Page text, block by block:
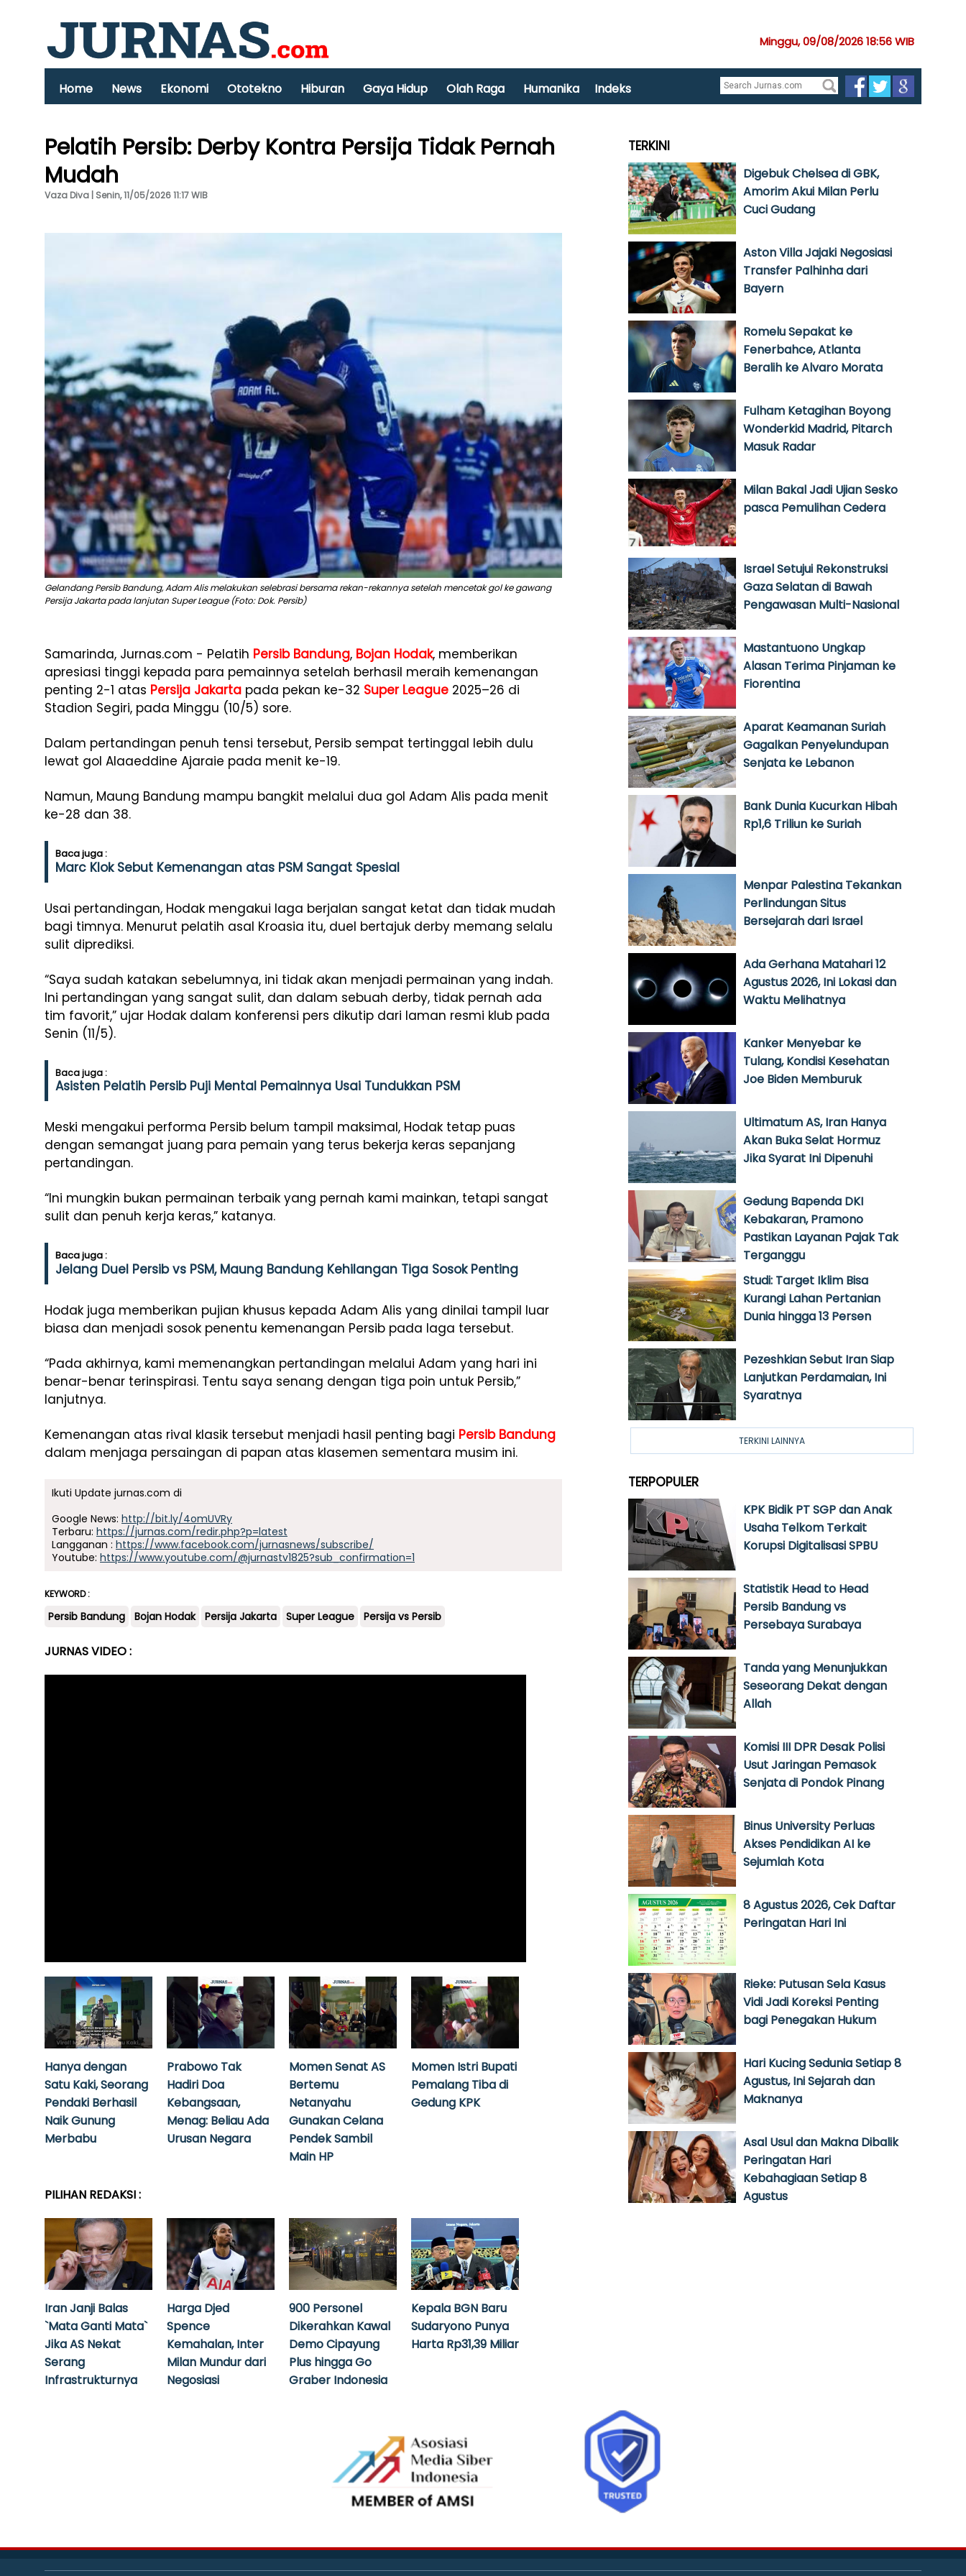
Minggu, 09/08/2026 18:56 WIB
Home News Ekonomi Ototekno Hiburan Gaya Hidup Olah Raga Humanika Indeks
Pelatih Persib: Derby Kontra Persija Tidak Pernah
Mudah
Vaza Diva | Senin, 11/05/2026 11:17 WIB
Gelandang Persib Bandung, Adam Alis melakukan selebrasi bersama rekan-rekannya setelah mencetak gol ke gawang
Persija Jakarta pada lanjutan Super League (Foto: Dok. Persib)
Samarinda, Jurnas.com - Pelatih Persib Bandung, Bojan Hodak, memberikan
apresiasi tinggi kepada para pemainnya setelah berhasil meraih kemenangan
penting 2-1 atas Persija Jakarta pada pekan ke-32 Super League 2025–26 di
Stadion Segiri, pada Minggu (10/5) sore.
Dalam pertandingan penuh tensi tersebut, Persib sempat tertinggal lebih dulu
lewat gol Alaaeddine Ajaraie pada menit ke-19.
Namun, Maung Bandung mampu bangkit melalui dua gol Adam Alis pada menit
ke-28 dan 38.
Baca juga :
Marc Klok Sebut Kemenangan atas PSM Sangat Spesial
Usai pertandingan, Hodak mengakui laga berjalan sangat ketat dan tidak mudah
bagi timnya. Menurut pelatih asal Kroasia itu, duel bertajuk derby memang selalu
sulit diprediksi.
“Saya sudah katakan sebelumnya, ini tidak akan menjadi permainan yang indah.
Ini pertandingan yang sangat sulit, dan dalam sebuah derby, tidak pernah ada
tim favorit,” ujar Hodak dalam konferensi pers dikutip dari laman resmi klub pada
Senin (11/5).
Baca juga :
Asisten Pelatih Persib Puji Mental Pemainnya Usai Tundukkan PSM
Meski mengakui performa Persib belum tampil maksimal, Hodak tetap puas
dengan semangat juang para pemain yang terus bekerja keras sepanjang
pertandingan.
“Ini mungkin bukan permainan terbaik yang pernah kami mainkan, tetapi sangat
sulit dan penuh kerja keras,” katanya.
Baca juga :
Jelang Duel Persib vs PSM, Maung Bandung Kehilangan Tiga Sosok Penting
Hodak juga memberikan pujian khusus kepada Adam Alis yang dinilai tampil luar
biasa dan menjadi sosok penentu kemenangan Persib pada laga tersebut.
“Pada akhirnya, kami memenangkan pertandingan melalui Adam yang hari ini
benar-benar terinspirasi. Tentu saya senang dengan tiga poin untuk Persib,”
lanjutnya.
Kemenangan atas rival klasik tersebut menjadi hasil penting bagi Persib Bandung
dalam menjaga persaingan di papan atas klasemen sementara musim ini.
Ikuti Update jurnas.com di
Google News: http://bit.ly/4omUVRy
Terbaru: https://jurnas.com/redir.php?p=latest
Langganan : https://www.facebook.com/jurnasnews/subscribe/
Youtube: https://www.youtube.com/@jurnastv1825?sub_confirmation=1
KEYWORD :
Persib Bandung Bojan Hodak Persija Jakarta Super League Persija vs Persib
JURNAS VIDEO :
Hanya dengan
Satu Kaki, Seorang
Pendaki Berhasil
Naik Gunung
Merbabu
Prabowo Tak
Hadiri Doa
Kebangsaan,
Menag: Beliau Ada
Urusan Negara
Momen Senat AS
Bertemu
Netanyahu
Gunakan Celana
Pendek Sambil
Main HP
Momen Istri Bupati
Pemalang Tiba di
Gedung KPK
PILIHAN REDAKSI :
Iran Janji Balas
`Mata Ganti Mata`
Jika AS Nekat
Serang
Infrastrukturnya
Harga Djed
Spence
Kemahalan, Inter
Milan Mundur dari
Negosiasi
900 Personel
Dikerahkan Kawal
Demo Cipayung
Plus hingga Go
Graber Indonesia
Kepala BGN Baru
Sudaryono Punya
Harta Rp31,39 Miliar
TERKINI
Digebuk Chelsea di GBK,
Amorim Akui Milan Perlu
Cuci Gudang
Aston Villa Jajaki Negosiasi
Transfer Palhinha dari
Bayern
Romelu Sepakat ke
Fenerbahce, Atlanta
Beralih ke Alvaro Morata
Fulham Ketagihan Boyong
Wonderkid Madrid, Pitarch
Masuk Radar
Milan Bakal Jadi Ujian Sesko
pasca Pemulihan Cedera
Israel Setujui Rekonstruksi
Gaza Selatan di Bawah
Pengawasan Multi-Nasional
Mastantuono Ungkap
Alasan Terima Pinjaman ke
Fiorentina
Aparat Keamanan Suriah
Gagalkan Penyelundupan
Senjata ke Lebanon
Bank Dunia Kucurkan Hibah
Rp1,6 Triliun ke Suriah
Menpar Palestina Tekankan
Perlindungan Situs
Bersejarah dari Israel
Ada Gerhana Matahari 12
Agustus 2026, Ini Lokasi dan
Waktu Melihatnya
Kanker Menyebar ke
Tulang, Kondisi Kesehatan
Joe Biden Memburuk
Ultimatum AS, Iran Hanya
Akan Buka Selat Hormuz
Jika Syarat Ini Dipenuhi
Gedung Bapenda DKI
Kebakaran, Pramono
Pastikan Layanan Pajak Tak
Terganggu
Studi: Target Iklim Bisa
Kurangi Lahan Pertanian
Dunia hingga 13 Persen
Pezeshkian Sebut Iran Siap
Lanjutkan Perdamaian, Ini
Syaratnya
TERKINI LAINNYA
TERPOPULER
KPK Bidik PT SGP dan Anak
Usaha Telkom Terkait
Korupsi Digitalisasi SPBU
Statistik Head to Head
Persib Bandung vs
Persebaya Surabaya
Tanda yang Menunjukkan
Seseorang Dekat dengan
Allah
Komisi III DPR Desak Polisi
Usut Jaringan Pemasok
Senjata di Pondok Pinang
Binus University Perluas
Akses Pendidikan AI ke
Sejumlah Kota
8 Agustus 2026, Cek Daftar
Peringatan Hari Ini
Rieke: Putusan Sela Kasus
Vidi Jadi Koreksi Penting
bagi Penegakan Hukum
Hari Kucing Sedunia Setiap 8
Agustus, Ini Sejarah dan
Maknanya
Asal Usul dan Makna Dibalik
Peringatan Hari
Kebahagiaan Setiap 8
Agustus